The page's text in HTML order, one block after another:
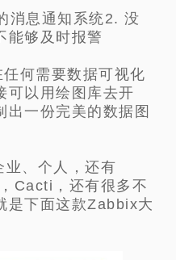
消息通知系统2. 没
能够及时报警
何需要数据可视化
可以用绘图库去开
出一份完美的数据图
业、个人，还有
Cacti，还有很多不
是下面这款Zabbix大